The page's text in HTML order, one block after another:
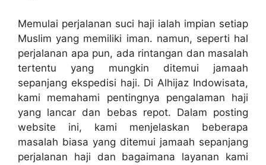
Memulai perjalanan suci haji ialah impian setiap
Muslim yang memiliki iman. namun, seperti hal
perjalanan apa pun, ada rintangan dan masalah
tertentu yang mungkin ditemui jamaah
sepanjang ekspedisi haji. Di Alhijaz Indowisata,
kami memahami pentingnya pengalaman haji
yang lancar dan bebas repot. Dalam posting
website ini, kami menjelaskan beberapa
masalah biasa yang ditemui jamaah sepanjang
perjalanan haji dan bagaimana layanan kami